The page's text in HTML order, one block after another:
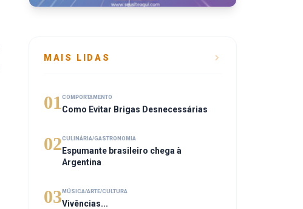
MAIS LIDAS
01 COMPORTAMENTO
Como Evitar Brigas Desnecessárias
02CULINÁRIA/GASTRONOMIA
Espumante brasileiro chega à
Argentina
03 MÚSICA/ARTE/CULTURA
Vivências...